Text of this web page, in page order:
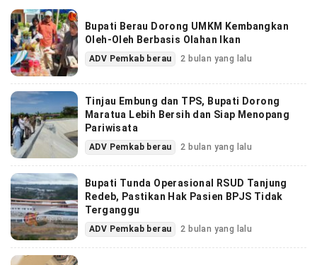
Bupati Berau Dorong UMKM Kembangkan
Oleh-Oleh Berbasis Olahan Ikan
ADV Pemkab berau 2 bulan yang lalu
Tinjau Embung dan TPS, Bupati Dorong
Maratua Lebih Bersih dan Siap Menopang
Pariwisata
ADV Pemkab berau 2 bulan yang lalu
Bupati Tunda Operasional RSUD Tanjung
Redeb, Pastikan Hak Pasien BPJS Tidak
Terganggu
ADV Pemkab berau 2 bulan yang lalu